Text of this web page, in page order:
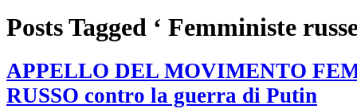
Posts Tagged ‘ Femministe
APPELLO DEL MOVIMENTO
RUSSO contro la guerra di Putin